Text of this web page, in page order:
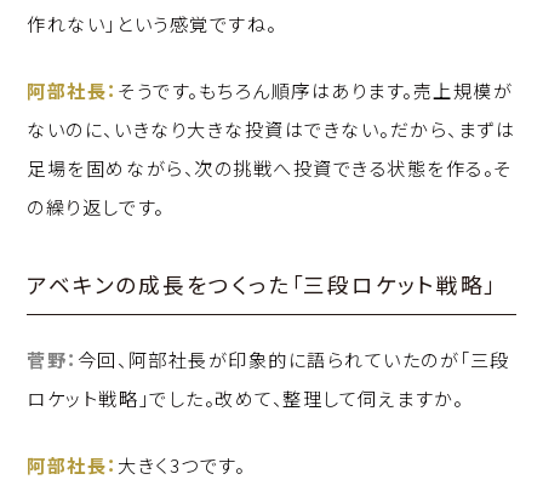
作れない」という感覚ですね。
阿部社長： そうです。もちろん順序はあります。売上規模が
ないのに、いきなり大きな投資はできない。だから、まずは
足場を固めながら、次の挑戦へ投資できる状態を作る。そ
の繰り返しです。
アベキンの成長をつくった「三段ロケット戦略」
菅野： 今回、阿部社長が印象的に語られていたのが「三段
ロケット戦略」でした。改めて、整理して伺えますか。
阿部社長： 大きく3つです。